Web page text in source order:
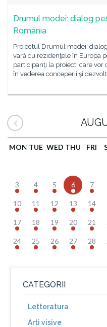
Drumul modei: dialog
România
Proiectul Drumul modei:
vară cu rezidenţele în Europa
participanţi la proiect, care vor
în vederea conceperii şi
MON TUE WED THU FRI
3 4 5 6 7
10 11 12 13 14
17 18 19 20 21
24 25 26 27 28
CATEGORII
Letteratura
Arti visive